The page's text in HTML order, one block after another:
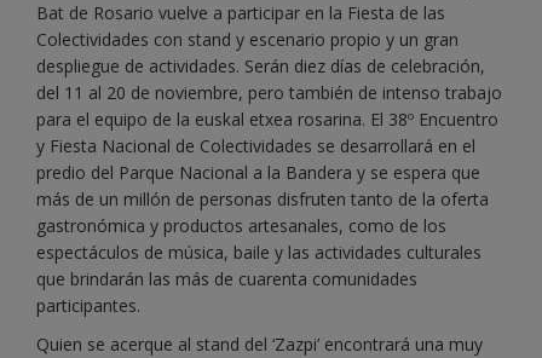
Bat de Rosario vuelve a participar en la Fiesta de las
Colectividades con stand y escenario propio y un gran
despliegue de actividades. Serán diez días de celebración,
del 11 al 20 de noviembre, pero también de intenso trabajo
para el equipo de la euskal etxea rosarina. El 38º Encuentro
y Fiesta Nacional de Colectividades se desarrollará en el
predio del Parque Nacional a la Bandera y se espera que
más de un millón de personas disfruten tanto de la oferta
gastronómica y productos artesanales, como de los
espectáculos de música, baile y las actividades culturales
que brindarán las más de cuarenta comunidades
participantes.
Quien se acerque al stand del ‘Zazpi’ encontrará una muy